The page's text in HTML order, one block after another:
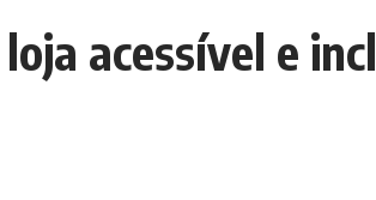
acessível e